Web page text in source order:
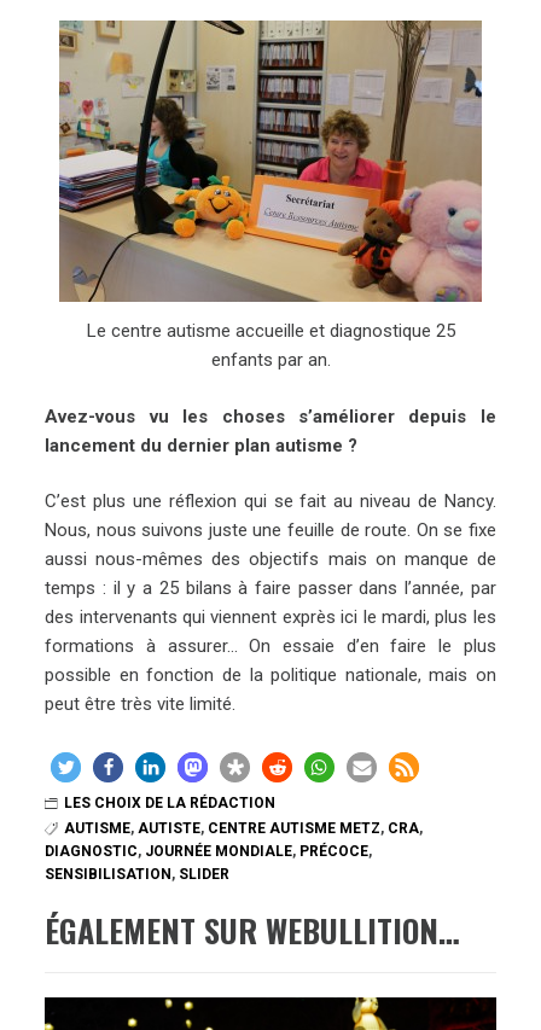
Le centre autisme accueille et diagnostique 25
enfants par an.
Avez-vous vu les choses s’améliorer depuis le
lancement du dernier plan autisme ?
C’est plus une réflexion qui se fait au niveau de Nancy.
Nous, nous suivons juste une feuille de route. On se fixe
aussi nous-mêmes des objectifs mais on manque de
temps : il y a 25 bilans à faire passer dans l’année, par
des intervenants qui viennent exprès ici le mardi, plus les
formations à assurer… On essaie d’en faire le plus
possible en fonction de la politique nationale, mais on
peut être très vite limité.
LES CHOIX DE LA RÉDACTION
AUTISME,AUTISTE, CENTRE AUTISME METZ, CRA,
DIAGNOSTIC, JOURNÉE MONDIALE, PRÉCOCE,
SENSIBILISATION , SLIDER
ÉGALEMENT SUR WEBULLITION…